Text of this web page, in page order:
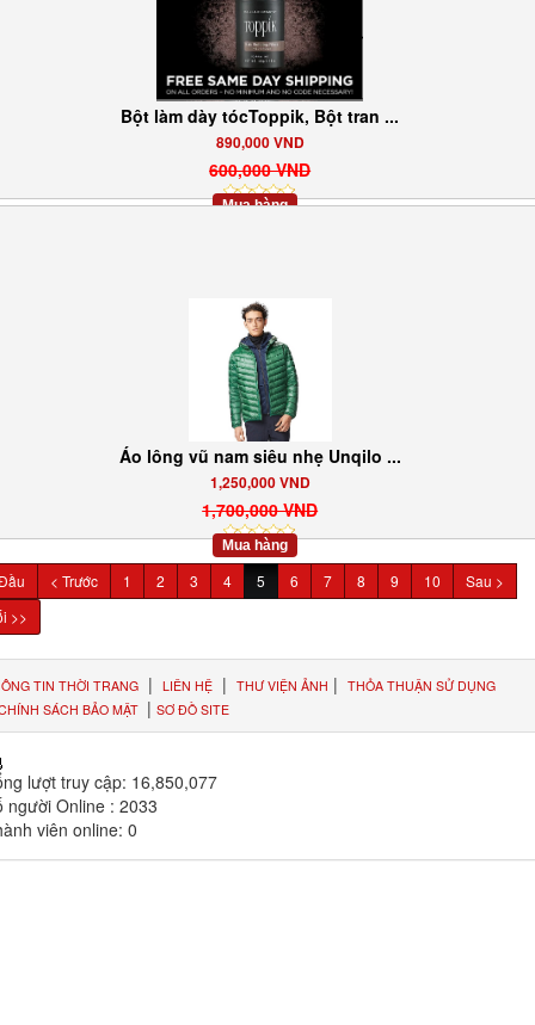
Bột làm dày tócToppik, Bột tran ...
890,000 VND
600,000 VND
Mua hàng
Áo lông vũ nam siêu nhẹ Unqilo ...
1,250,000 VND
1,700,000 VND
Mua hàng
< Trước 1 2 3 4 5 6 7 8 9 10
Sau >
>>
TIN THỜI TRANG | LIÊN HỆ | THƯ VIỆN ẢNH | THỎA THUẬN SỬ DỤNG
SÁCH BẢO MẬT | SƠ ĐỒ SITE
lượt truy cập: 16,850,077
người Online : 2033
viên online: 0